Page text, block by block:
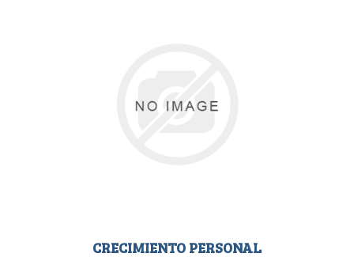
CRECIMIENTO PERSONAL